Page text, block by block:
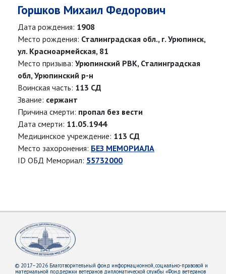
Горшков Михаил Федорович
Дата рождения: 1908
Место рождения: Сталинградская обл., г. Урюпинск,
ул. Красноармейская, 81
Место призыва: Урюпинский РВК, Сталинградская
обл, Урюпинский р-н
Воинская часть: 113 СД
Звание: сержант
Причина смерти: пропал без вести
Дата смерти: 11.05.1944
Медицинское учреждение: 113 СД
Место захоронения: БЕЗ МЕМОРИАЛА
ID ОБД Мемориал: 55732000
© 2017–2026 Благотворительный фонд информационной, социально-правовой и
материальной поддержки ветеранов дипломатической службы «Фонд ветеранов